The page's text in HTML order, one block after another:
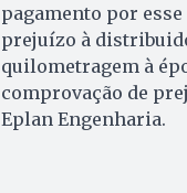
pagamento por
prejuízo à
quilometragem à
comprovação de
Eplan Engenharia.